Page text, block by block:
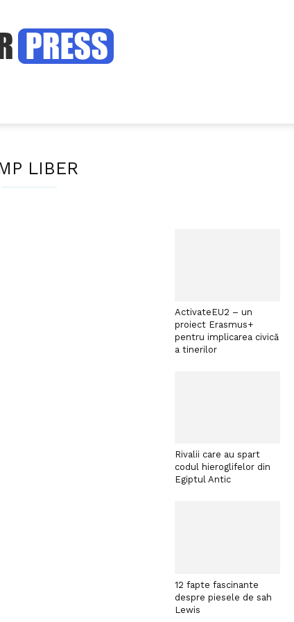
LIBER
ActivateEU2 – un
proiect Erasmus+
pentru implicarea civică
a tinerilor
Rivalii care au spart
codul hieroglifelor din
Egiptul Antic
12 fapte fascinante
despre piesele de sah
Lewis